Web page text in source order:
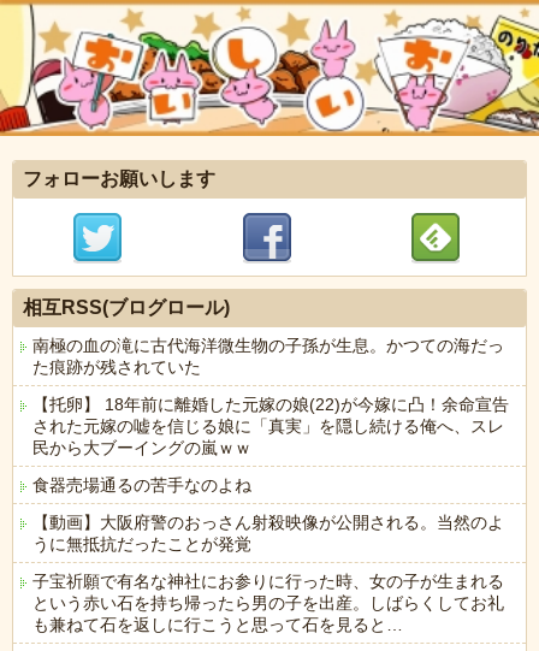
フォローお願いします
相互RSS(ブログロール)
南極の血の滝に古代海洋微生物の子孫が生息。かつての海だっ
た痕跡が残されていた
【托卵】 18年前に離婚した元嫁の娘(22)が今嫁に凸！余命宣告
された元嫁の嘘を信じる娘に「真実」を隠し続ける俺へ、スレ
民から大ブーイングの嵐ｗｗ
食器売場通るの苦手なのよね
【動画】大阪府警のおっさん射殺映像が公開される。当然のよ
うに無抵抗だったことが発覚
子宝祈願で有名な神社にお参りに行った時、女の子が生まれる
という赤い石を持ち帰ったら男の子を出産。しばらくしてお礼
も兼ねて石を返しに行こうと思って石を見ると…